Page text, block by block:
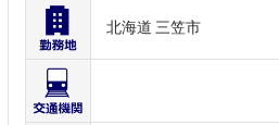
北海道 三笠市